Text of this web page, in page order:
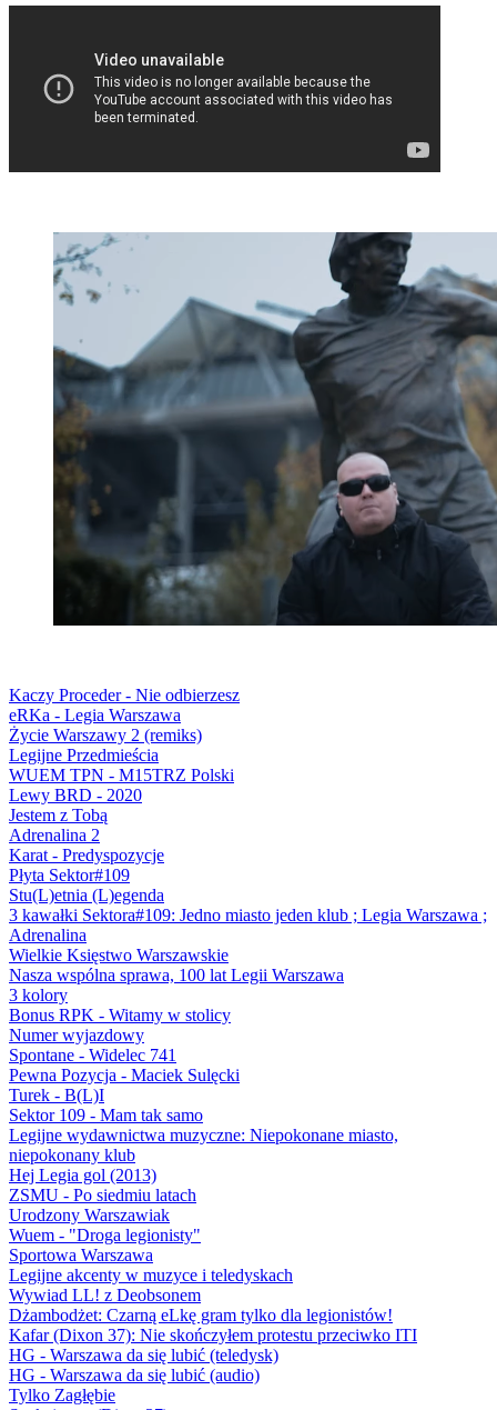
Kaczy Proceder - Nie odbierzesz
eRKa - Legia Warszawa
Życie Warszawy 2 (remiks)
Legijne Przedmieścia
WUEM TPN - M15TRZ Polski
Lewy BRD - 2020
Jestem z Tobą
Adrenalina 2
Karat - Predyspozycje
Płyta Sektor#109
Stu(L)etnia (L)egenda
3 kawałki Sektora#109: Jedno miasto jeden klub ; Legia Warszawa ;
Adrenalina
Wielkie Księstwo Warszawskie
Nasza wspólna sprawa, 100 lat Legii Warszawa
3 kolory
Bonus RPK - Witamy w stolicy
Numer wyjazdowy
Spontane - Widelec 741
Pewna Pozycja - Maciek Sulęcki
Turek - B(L)I
Sektor 109 - Mam tak samo
Legijne wydawnictwa muzyczne: Niepokonane miasto,
niepokonany klub
Hej Legia gol (2013)
ZSMU - Po siedmiu latach
Urodzony Warszawiak
Wuem - "Droga legionisty"
Sportowa Warszawa
Legijne akcenty w muzyce i teledyskach
Wywiad LL! z Deobsonem
Dżambodżet: Czarną eLkę gram tylko dla legionistów!
Kafar (Dixon 37): Nie skończyłem protestu przeciwko ITI
HG - Warszawa da się lubić (teledysk)
HG - Warszawa da się lubić (audio)
Tylko Zagłębie